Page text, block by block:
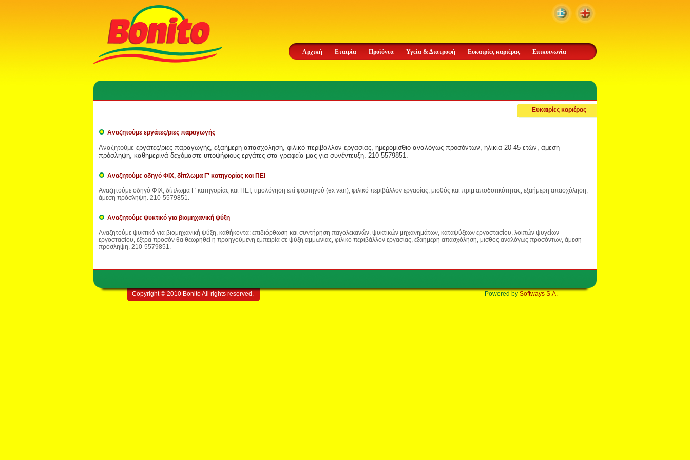
Αρχική Εταιρία Προϊόντα Υγεία & Διατροφή Ευκαιρίες καριέρας Επικοινωνία
Ευκαιρίες καριέρας
Αναζητούμε εργάτες/ριες παραγωγής
Αναζητούμε εργάτες/ριες παραγωγής, εξαήμερη απασχόληση, φιλικό περιβάλλον εργασίας, ημερομίσθιο αναλόγως προσόντων, ηλικία 20-45 ετών, άμεση
πρόσληψη, καθημερινά δεχόμαστε υποψήφιους εργάτες στα γραφεία μας για συνέντευξη. 210-5579851.
Αναζητούμε οδηγό ΦΙΧ, δίπλωμα Γ' κατηγορίας και ΠΕΙ
Αναζητούμε οδηγό ΦΙΧ, δίπλωμα Γ' κατηγορίας και ΠΕΙ, τιμολόγηση επί φορτηγού (ex van), φιλικό περιβάλλον εργασίας, μισθός και πριμ αποδοτικότητας, εξαήμερη απασχόληση,
άμεση πρόσληψη. 210-5579851.
Αναζητούμε ψυκτικό για βιομηχανική ψύξη
Αναζητούμε ψυκτικό για βιομηχανική ψύξη, καθήκοντα: επιδιόρθωση και συντήρηση παγολεκανών, ψυκτικών μηχανημάτων, καταψύξεων εργοστασίου, λοιπών ψυγείων
εργοστασίου, έξτρα προσόν θα θεωρηθεί η προηγούμενη εμπειρία σε ψύξη αμμωνίας, φιλικό περιβάλλον εργασίας, εξαήμερη απασχόληση, μισθός αναλόγως προσόντων, άμεση
πρόσληψη. 210-5579851.
Copyright © 2010 Bonito All rights reserved. Powered by Softways S.A.